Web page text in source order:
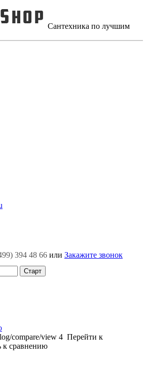
Сантехника по лучшим
394 48 66 или Закажите звонок
compare/view 4 Перейти к
к сравнению